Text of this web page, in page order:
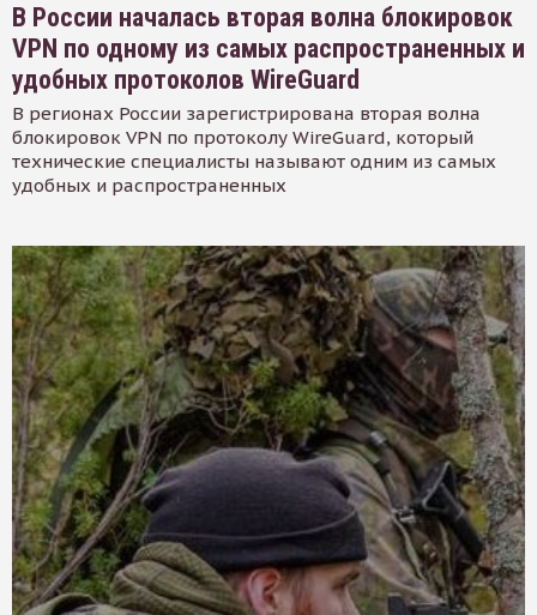
В России началась вторая волна блокировок
VPN по одному из самых распространенных и
удобных протоколов WireGuard
В регионах России зарегистрирована вторая волна
блокировок VPN по протоколу WireGuard, который
технические специалисты называют одним из самых
удобных и распространенных